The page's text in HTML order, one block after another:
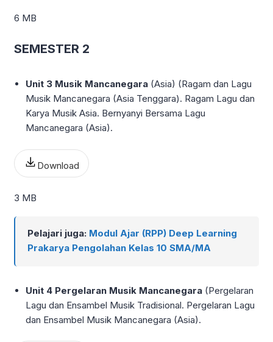
6 MB
SEMESTER 2
Unit 3 Musik Mancanegara (Asia) (Ragam dan Lagu
Musik Mancanegara (Asia Tenggara). Ragam Lagu dan
Karya Musik Asia. Bernyanyi Bersama Lagu
Mancanegara (Asia).
Download
3 MB
Pelajari juga: Modul Ajar (RPP) Deep Learning
Prakarya Pengolahan Kelas 10 SMA/MA
Unit 4 Pergelaran Musik Mancanegara (Pergelaran
Lagu dan Ensambel Musik Tradisional. Pergelaran Lagu
dan Ensambel Musik Mancanegara (Asia).